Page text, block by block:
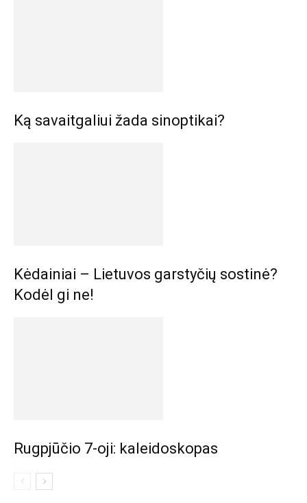
Ką savaitgaliui žada sinoptikai?
Kėdainiai – Lietuvos garstyčių sostinė?
Kodėl gi ne!
Rugpjūčio 7-oji: kaleidoskopas